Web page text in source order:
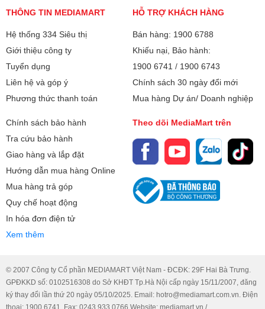
THÔNG TIN MEDIAMART
Hệ thống 334 Siêu thị
Giới thiệu công ty
Tuyển dụng
Liên hệ và góp ý
Phương thức thanh toán
HỖ TRỢ KHÁCH HÀNG
Bán hàng: 1900 6788
Khiếu nại, Bảo hành:
1900 6741 / 1900 6743
Chính sách 30 ngày đổi mới
Mua hàng Dự án/ Doanh nghiệp
Chính sách bảo hành
Tra cứu bảo hành
Giao hàng và lắp đặt
Hướng dẫn mua hàng Online
Mua hàng trả góp
Quy chế hoạt động
In hóa đơn điện tử
Xem thêm
Theo dõi MediaMart trên
© 2007 Công ty Cổ phần MEDIAMART Việt Nam - ĐCĐK: 29F Hai Bà Trưng.
GPĐKKD số: 0102516308 do Sở KHĐT Tp.Hà Nội cấp ngày 15/11/2007, đăng
ký thay đổi lần thứ 20 ngày 05/10/2025. Email: hotro@mediamart.com.vn. Điện
thoại: 1900 6741. Fax: 0243 933 0766 Website: mediamart.vn /